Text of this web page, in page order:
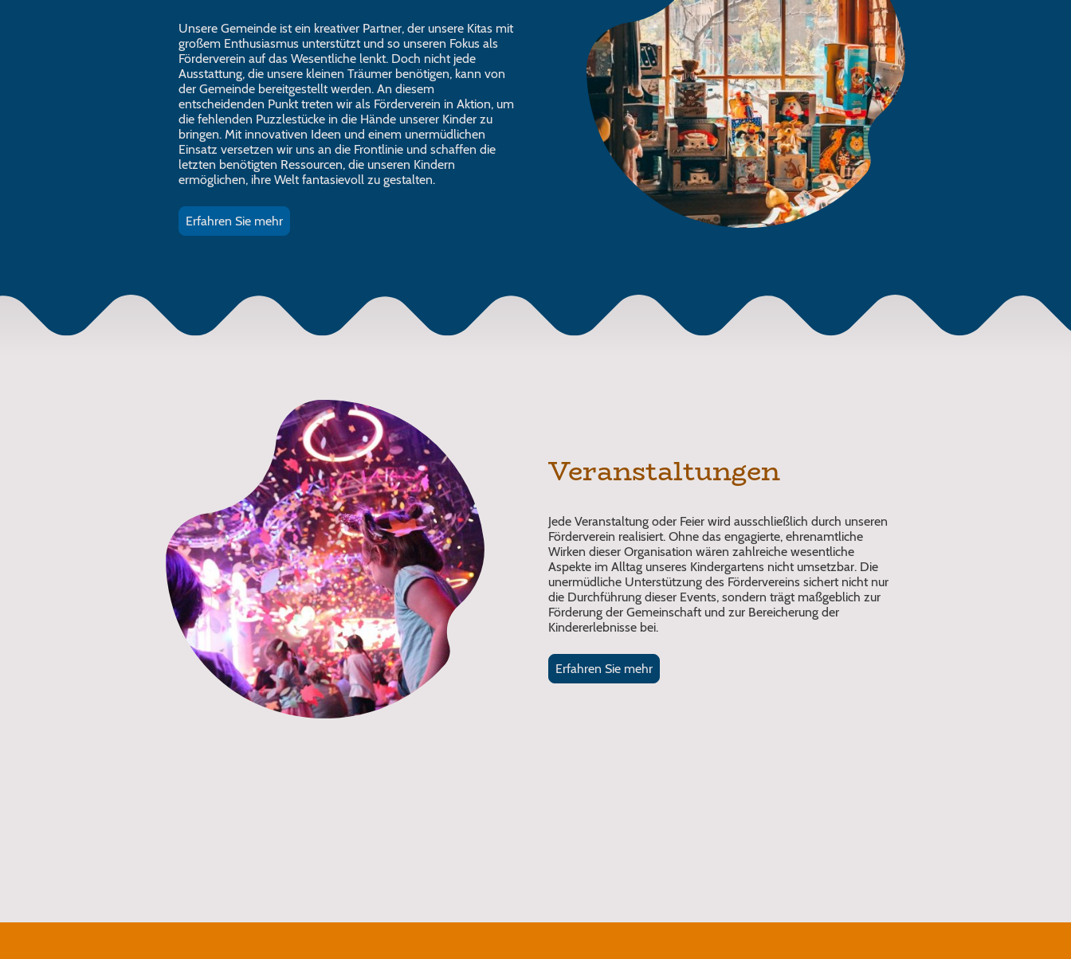
Unsere Gemeinde ist ein kreativer Partner, der unsere Kitas mit
großem Enthusiasmus unterstützt und so unseren Fokus als
Förderverein auf das Wesentliche lenkt. Doch nicht jede
Ausstattung, die unsere kleinen Träumer benötigen, kann von
der Gemeinde bereitgestellt werden. An diesem
entscheidenden Punkt treten wir als Förderverein in Aktion, um
die fehlenden Puzzlestücke in die Hände unserer Kinder zu
bringen. Mit innovativen Ideen und einem unermüdlichen
Einsatz versetzen wir uns an die Frontlinie und schaffen die
letzten benötigten Ressourcen, die unseren Kindern
ermöglichen, ihre Welt fantasievoll zu gestalten.
Erfahren Sie mehr
Veranstaltungen
Jede Veranstaltung oder Feier wird ausschließlich durch unseren
Förderverein realisiert. Ohne das engagierte, ehrenamtliche
Wirken dieser Organisation wären zahlreiche wesentliche
Aspekte im Alltag unseres Kindergartens nicht umsetzbar. Die
unermüdliche Unterstützung des Fördervereins sichert nicht nur
die Durchführung dieser Events, sondern trägt maßgeblich zur
Förderung der Gemeinschaft und zur Bereicherung der
Kindererlebnisse bei.
Erfahren Sie mehr